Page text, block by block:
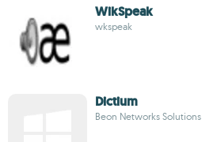
WikSpeak
wkspeak
Dictium
Beon Networks Solutions